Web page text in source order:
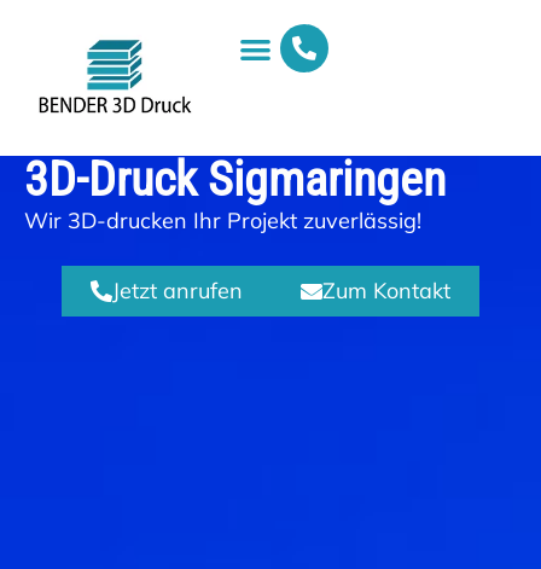
3D-Druck Sigmaringen
Wir 3D-drucken Ihr Projekt zuverlässig!
Jetzt anrufen Zum Kontakt